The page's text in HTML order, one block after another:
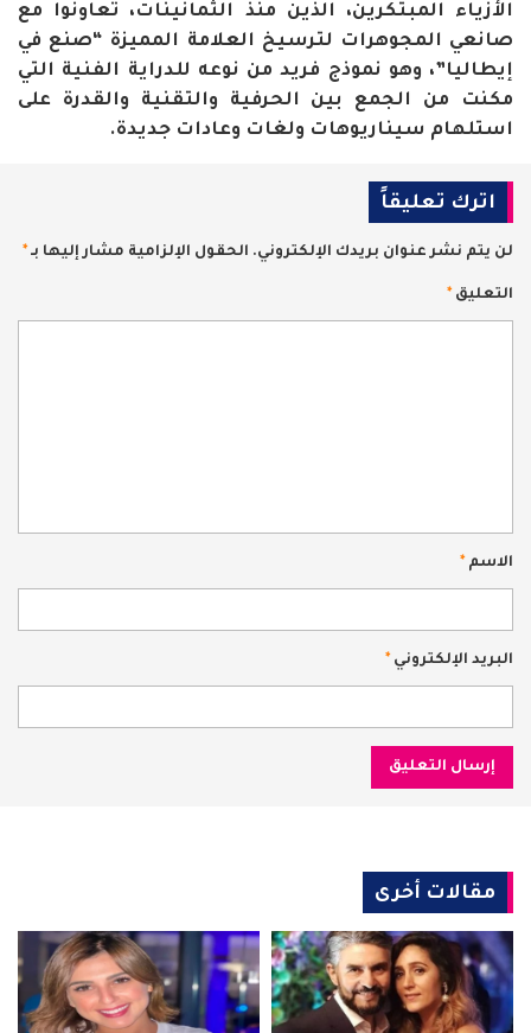
الأزياء المبتكرين، الذين منذ الثمانينات، تعاونوا مع
صانعي المجوهرات لترسيخ العلامة المميزة “صنع في
إيطاليا”، وهو نموذج فريد من نوعه للدراية الفنية التي
مكنت من الجمع بين الحرفية والتقنية والقدرة على
استلهام سيناريوهات ولغات وعادات جديدة.
اترك تعليقاً
لن يتم نشر عنوان بريدك الإلكتروني. الحقول الإلزامية مشار إليها بـ *
التعليق *
الاسم *
البريد الإلكتروني *
مقالات أخرى